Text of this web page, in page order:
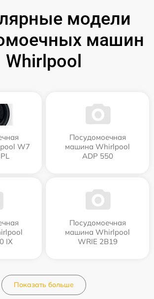
модели
машин
Whirlpool
W7
Посудомоечная
машина Whirlpool
ADP 550
IX
Посудомоечная
машина Whirlpool
WRIE 2B19
Показать больше